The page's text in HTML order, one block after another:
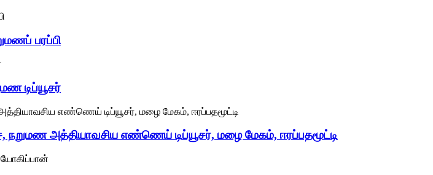
பரப்பி
டிப்யூசர்
நறுமண அத்தியாவசிய எண்ணெய் டிப்யூசர், மழை மேகம், ஈரப்பதமூட்டி